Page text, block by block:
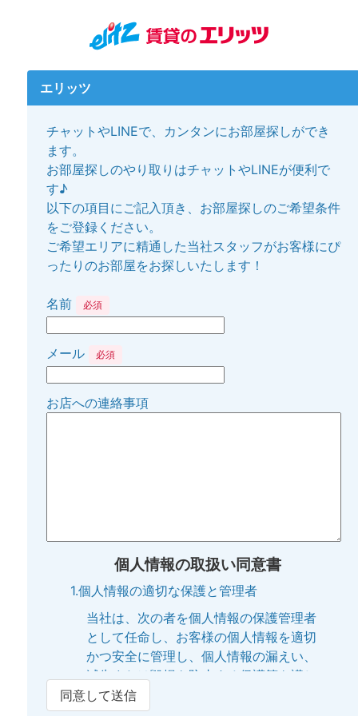
エリッツ
チャットやLINEで、カンタンにお部屋探しができ
ます。
お部屋探しのやり取りはチャットやLINEが便利で
す♪
以下の項目にご記入頂き、お部屋探しのご希望条件
をご登録ください。
ご希望エリアに精通した当社スタッフがお客様にぴ
ったりのお部屋をお探しいたします！
名前 必須
メール 必須
お店への連絡事項
個人情報の取扱い同意書
1.個人情報の適切な保護と管理者
当社は、次の者を個人情報の保護管理者
として任命し、お客様の個人情報を適切
かつ安全に管理し、個人情報の漏えい、
滅失または毀損を防止する保護策を講じ
ています。
同意して送信